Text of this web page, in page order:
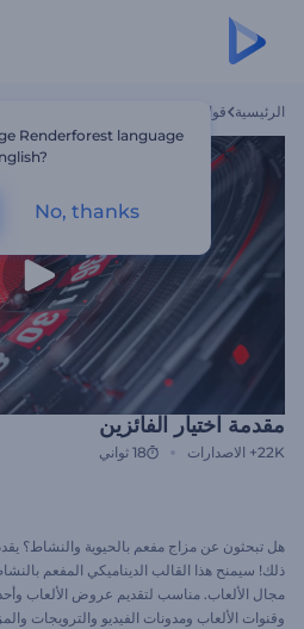
الرئيسية قوالب
مقدمة اختيار الفائزين
22K+ الاصدارات 18 ثواني
هل تبحثون عن مزاج مفعم بالحيوية والنشاط؟
ذلك! سيمنح هذا القالب الديناميكي المفعم
مجال الألعاب. مناسب لتقديم عروض الألعاب
وقنوات الألعاب ومدونات الفيديو والترويجات
Renderforest language
No, thanks